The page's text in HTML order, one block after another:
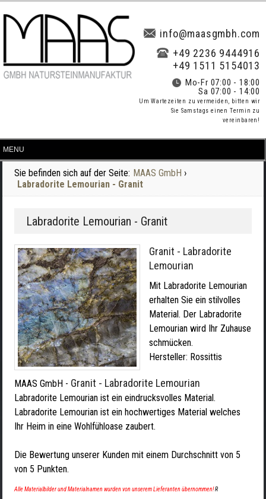
info@maasgmbh.com
+49 2236 9444916
+49 1511 5154013
Mo-Fr 07:00 - 18:00
Sa 07:00 - 14:00
Um Wartezeiten zu vermeiden, bitten wir
Sie Samstags einen Termin zu
vereinbaren!
Sie befinden sich auf der Seite: MAAS GmbH ›
Labradorite Lemourian - Granit
Labradorite Lemourian - Granit
Granit - Labradorite
Lemourian
Mit Labradorite Lemourian
erhalten Sie ein stilvolles
Material. Der Labradorite
Lemourian wird Ihr Zuhause
schmücken.
Hersteller: Rossittis
MAAS GmbH - Granit - Labradorite Lemourian
Labradorite Lemourian ist ein eindrucksvolles Material.
Labradorite Lemourian ist ein hochwertiges Material welches
Ihr Heim in eine Wohlfühloase zaubert.
Die Bewertung unserer Kunden mit einem Durchschnitt von 5
von 5 Punkten.
Alle Materialbilder und Materialnamen wurden von unserem Lieferanten übernommen!R